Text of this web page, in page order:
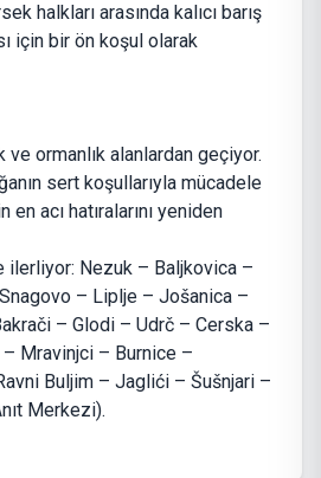
halkları arasında kalıcı barış
için bir ön koşul olarak
ve ormanlık alanlardan geçiyor.
sert koşullarıyla mücadele
acı hatıralarını yeniden
ilerliyor: Nezuk – Baljkovica –
– Liplje – Jošanica –
– Glodi – Udrč – Cerska –
Mravinjci – Burnice –
Buljim – Jaglići – Šušnjari –
Merkezi).